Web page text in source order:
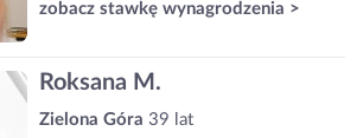
zobacz stawkę wynagrodzenia >
Roksana M.
Zielona Góra 39 lat